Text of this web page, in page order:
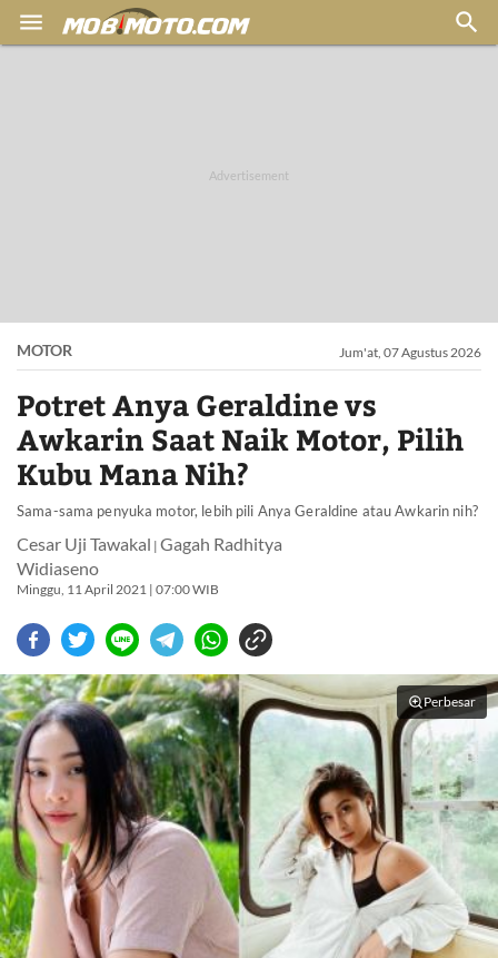
 
MOTOR Jum'at, 07 Agustus 2026
Potret Anya Geraldine vs
Awkarin Saat Naik Motor, Pilih
Kubu Mana Nih?
Sama-sama penyuka motor, lebih pili Anya Geraldine atau Awkarin nih?
Cesar Uji Tawakal | Gagah Radhitya
Widiaseno
Minggu, 11 April 2021 | 07:00 WIB
Perbesar